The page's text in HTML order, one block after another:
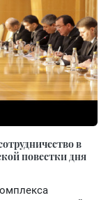
в
повестки дня